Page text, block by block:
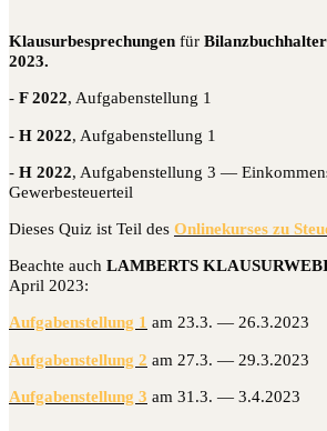
Klau­sur­be­spre­chun­gen für Bilanz­buch­hal­ter
2023.
- F 2022, Auf­ga­ben­stel­lung 1
- H 2022, Auf­ga­ben­stel­lung 1
- H 2022, Auf­ga­ben­stel­lung 3 —
Gewerbesteuerteil
Die­ses Quiz ist Teil des Online­kur­ses zu
Beach­te auch LAMBERTS
April 2023:
Auf­ga­ben­stel­lung 1 am 23.3. — 26.3.2023
Auf­ga­ben­stel­lung 2 am 27.3. — 29.3.2023
Auf­ga­ben­stel­lung 3 am 31.3. — 3.4.2023